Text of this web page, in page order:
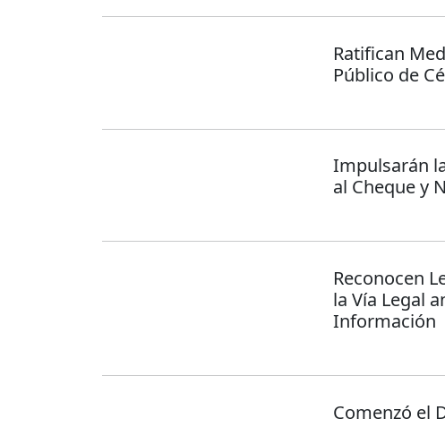
Ratifican
Público de
Impulsarán
al Cheque y
Reconocen
la Vía Legal
Información
Comenzó el